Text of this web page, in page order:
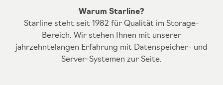
Warum Starline?
Starline steht seit 1982 für Qualität im Storage-
Bereich. Wir stehen Ihnen mit unserer
jahrzehntelangen Erfahrung mit Datenspeicher- und
Server-Systemen zur Seite.